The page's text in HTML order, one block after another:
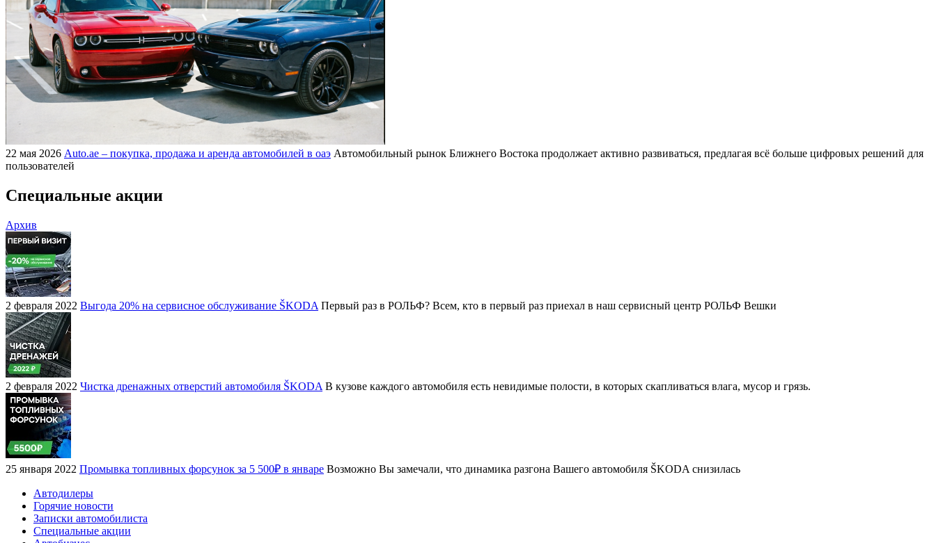
22 мая 2026 Auto.ae – покупка, продажа и аренда автомобилей в оаэ Автомобильный рынок Ближнего Востока продолжает активно развиваться, предлагая всё больше цифровых решений для
пользователей
Специальные акции
Архив
2 февраля 2022 Выгода 20% на сервисное обслуживание ŠKODA Первый раз в РОЛЬФ? Всем, кто в первый раз приехал в наш сервисный центр РОЛЬФ Вешки
2 февраля 2022 Чистка дренажных отверстий автомобиля ŠKODA В кузове каждого автомобиля есть невидимые полости, в которых скапливаться влага, мусор и грязь.
25 января 2022 Промывка топливных форсунок за 5 500₽ в январе Возможно Вы замечали, что динамика разгона Вашего автомобиля ŠKODA снизилась
Автодилеры
Горячие новости
Записки автомобилиста
Специальные акции